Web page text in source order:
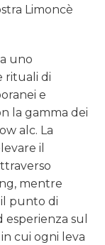
Limoncè
uno
rituali di
e
la gamma dei
alc. La
il
mentre
punto di
sul
cui ogni leva